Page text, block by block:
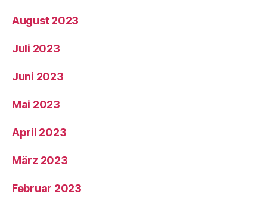
August 2023
Juli 2023
Juni 2023
Mai 2023
April 2023
März 2023
Februar 2023